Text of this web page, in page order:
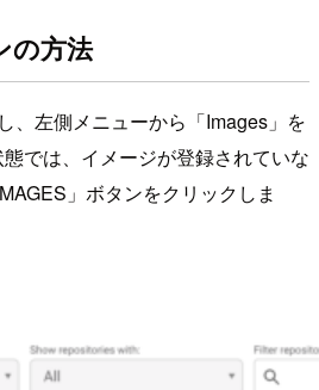
の方法
、左側メニューから「Images」を
では、イメージが登録されていな
」ボタンをクリックしま